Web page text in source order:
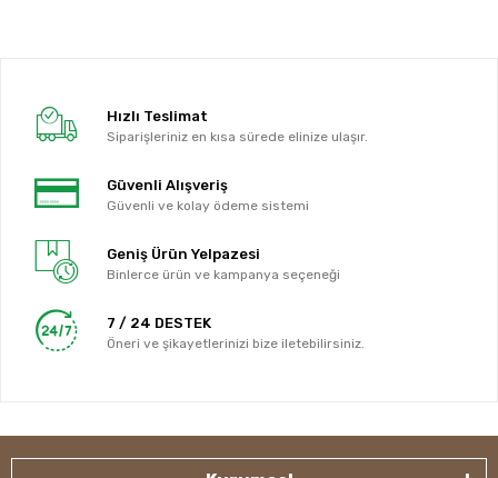
Hızlı Teslimat
Siparişleriniz en kısa sürede elinize ulaşır.
Güvenli Alışveriş
Güvenli ve kolay ödeme sistemi
Geniş Ürün Yelpazesi
Binlerce ürün ve kampanya seçeneği
7 / 24 DESTEK
Öneri ve şikayetlerinizi bize iletebilirsiniz.